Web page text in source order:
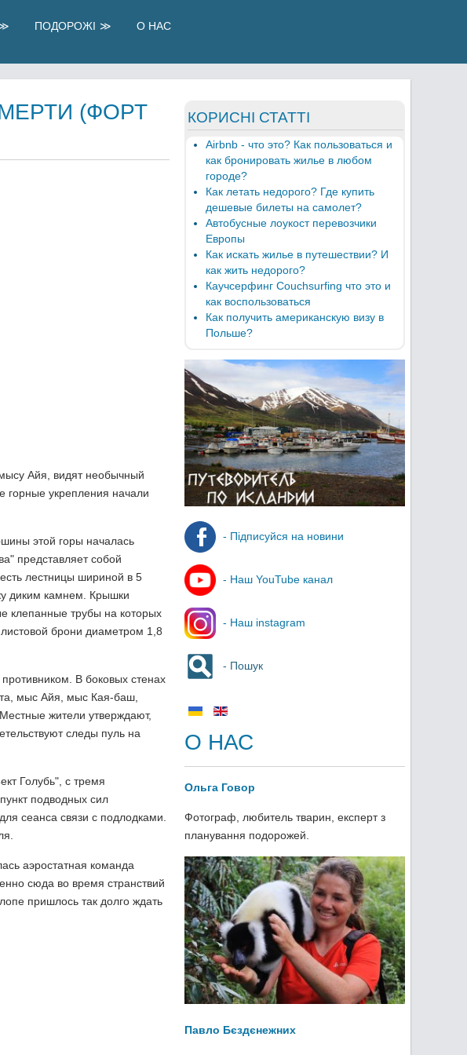
ПОДОРОЖІ О НАС
(ФОРТ
Айя, видят необычный
горные укрепления начали
этой горы началась
представляет собой
лестницы шириной в 5
диким камнем. Крышки
клепанные трубы на которых
брони диаметром 1,8
В боковых стенах
мыс Айя, мыс Кая-баш,
жители утверждают,
следы пуль на
Голубь", с тремя
подводных сил
сеанса связи с подлодками.
аэростатная команда
сюда во время странствий
пришлось так долго ждать
КОРИСНІ СТАТТІ
Airbnb - что это? Как пользоваться и
как бронировать жилье в любом
городе?
Как летать недорого? Где купить
дешевые билеты на самолет?
Автобусные лоукост перевозчики
Европы
Как искать жилье в путешествии? И
как жить недорого?
Каучсерфинг Couchsurfing что это и
как воспользоваться
Как получить американскую визу в
Польше?
- Підписуйся на новини
- Наш YouTube канал
- Наш instagram
- Пошук
О НАС
Ольга Говор
Фотограф, любитель тварин, експерт з
планування подорожей.
Павло Бєздєнежних